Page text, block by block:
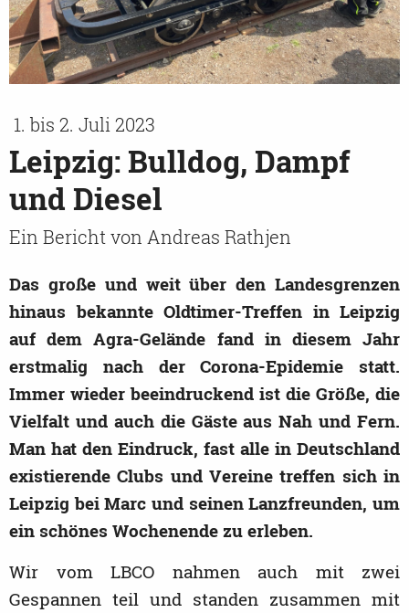
1. bis 2. Juli 2023
Leipzig: Bulldog, Dampf
und Diesel
Ein Bericht von Andreas Rathjen
Das große und weit über den Landesgrenzen
hinaus bekannte Oldtimer-Treffen in Leipzig
auf dem Agra-Gelände fand in diesem Jahr
erstmalig nach der Corona-Epidemie statt.
Immer wieder beeindruckend ist die Größe, die
Vielfalt und auch die Gäste aus Nah und Fern.
Man hat den Eindruck, fast alle in Deutschland
existierende Clubs und Vereine treffen sich in
Leipzig bei Marc und seinen Lanzfreunden, um
ein schönes Wochenende zu erleben.
Wir vom LBCO nahmen auch mit zwei
Gespannen teil und standen zusammen mit